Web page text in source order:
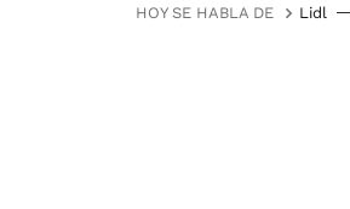
HOY SE HABLA DE Lidl